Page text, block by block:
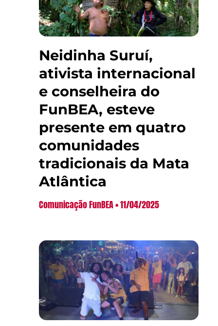
Neidinha Suruí,
ativista internacional
e conselheira do
FunBEA, esteve
presente em quatro
comunidades
tradicionais da Mata
Atlântica
Comunicação FunBEA 11/04/2025